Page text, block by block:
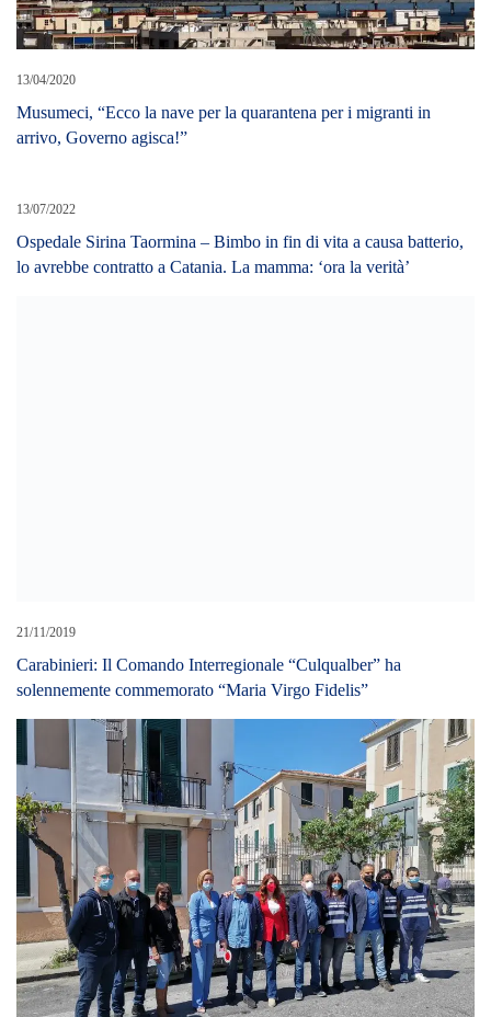
13/04/2020
Musumeci, “Ecco la nave per la quarantena per i migranti in
arrivo, Governo agisca!”
13/07/2022
Ospedale Sirina Taormina – Bimbo in fin di vita a causa batterio,
lo avrebbe contratto a Catania. La mamma: ‘ora la verità’
21/11/2019
Carabinieri: Il Comando Interregionale “Culqualber” ha
solennemente commemorato “Maria Virgo Fidelis”